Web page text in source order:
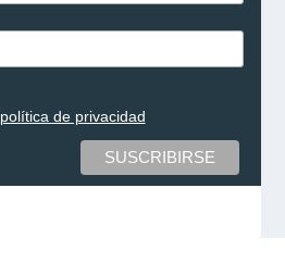
política de privacidad